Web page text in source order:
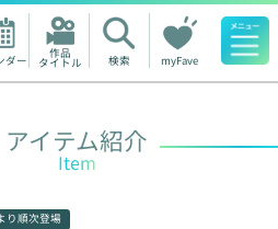
ダー 作品
タイトル 検索 myFave
アイテム紹介
Item
り順次登場